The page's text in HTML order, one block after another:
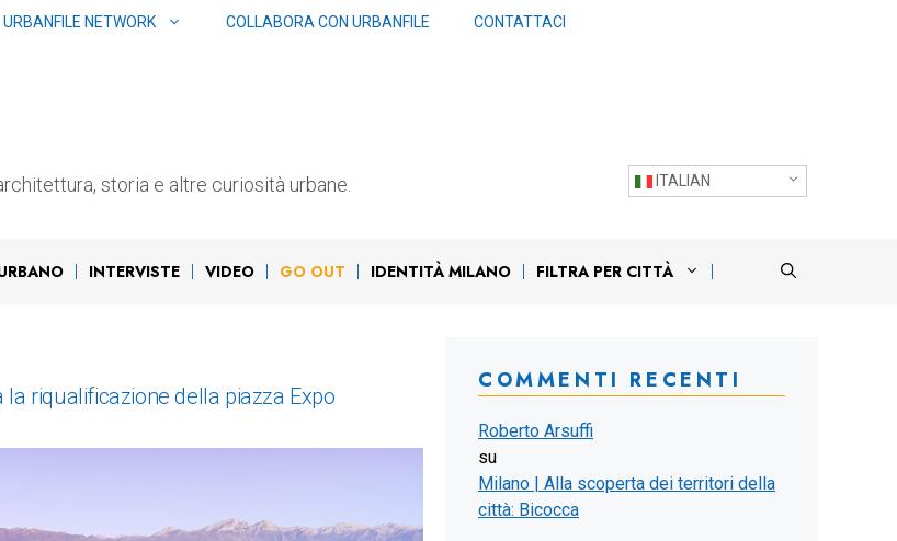
URBANFILE NETWORK COLLABORA CON URBANFILE CONTATTACI
ITALIAN
storia e altre curiosità urbane.
INTERVISTE VIDEO GO OUT IDENTITÀ MILANO FILTRA PER CITTÀ
la riqualificazione della piazza Expo
COMMENTI RECENTI
Roberto Arsuffi
su
Milano | Alla scoperta dei territori della
città: Bicocca